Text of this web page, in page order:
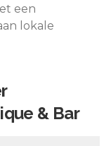
een
lokale
& Bar